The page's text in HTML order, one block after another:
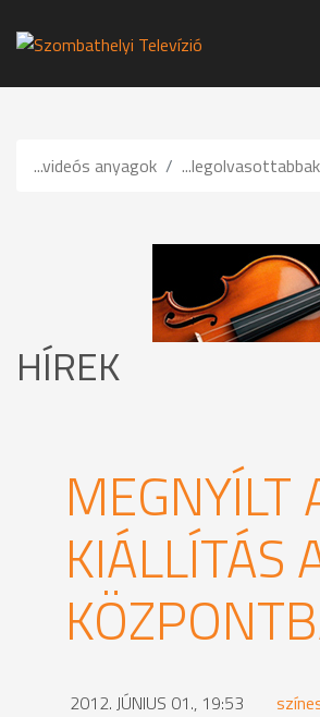
...videós anyagok ...legolvasottabbak
HÍREK
MEGNYÍLT
KIÁLLÍTÁS
2012. JÚNIUS 01., 19:53